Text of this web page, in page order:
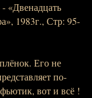
«Двенадцать
1983г., Стр: 95-
Его не
по-
вот и всё !